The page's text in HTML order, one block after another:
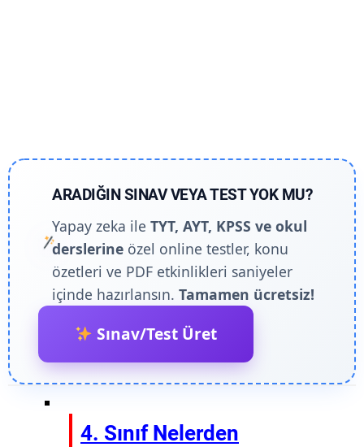
ARADIĞIN SINAV VEYA TEST YOK MU?
Yapay zeka ileTYT, AYT, KPSS ve okul
derslerine özel online testler, konu
özetleri ve PDF etkinlikleri saniyeler
içinde hazırlansın.Tamamen ücretsiz!
Sınav/Test Üret
4. Sınıf Nelerden